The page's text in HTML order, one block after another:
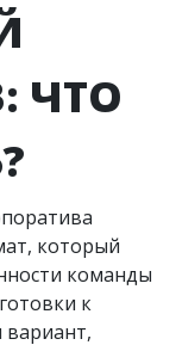
ЧТО
который
команды
к